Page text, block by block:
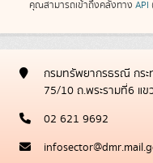
คุณสามารถเข้าถึงคลังทาง API
กรมทรัพยากรธรณี กระ
75/10 ถ.พระรามที่6 แ
02 621 9692